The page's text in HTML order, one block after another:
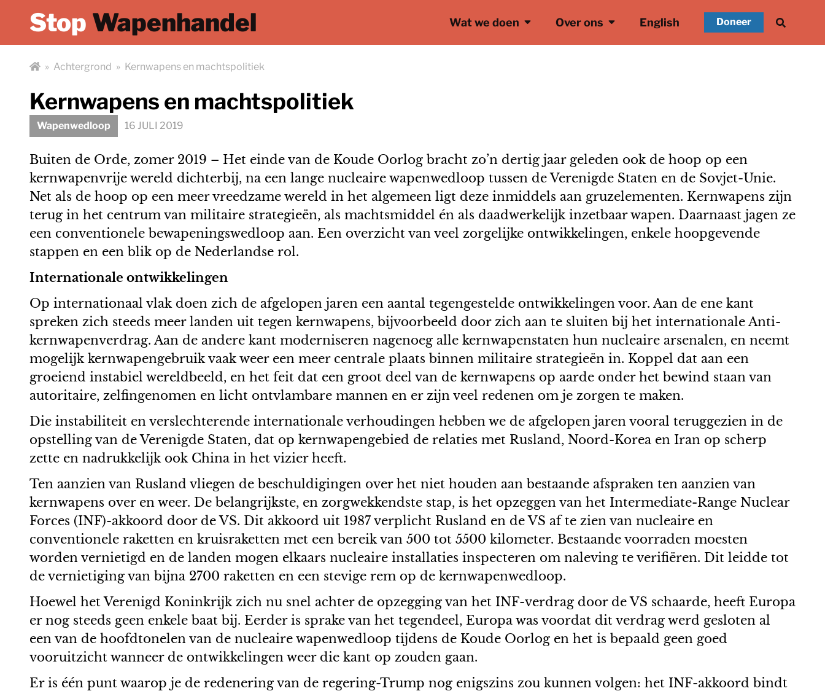
Stop Wapenhandel Wat we doen Over ons English Doneer
» Achtergrond » Kernwapens en machtspolitiek
Kernwapens en machtspolitiek
Wapenwedloop 16 JULI 2019
Buiten de Orde, zomer 2019 – Het einde van de Koude Oorlog bracht zo’n dertig jaar geleden ook de hoop op een
kernwapenvrije wereld dichterbij, na een lange nucleaire wapenwedloop tussen de Verenigde Staten en de Sovjet-Unie.
Net als de hoop op een meer vreedzame wereld in het algemeen ligt deze inmiddels aan gruzelementen. Kernwapens zijn
terug in het centrum van militaire strategieën, als machtsmiddel én als daadwerkelijk inzetbaar wapen. Daarnaast jagen ze
een conventionele bewapeningswedloop aan. Een overzicht van veel zorgelijke ontwikkelingen, enkele hoopgevende
stappen en een blik op de Nederlandse rol.
Internationale ontwikkelingen
Op internationaal vlak doen zich de afgelopen jaren een aantal tegengestelde ontwikkelingen voor. Aan de ene kant
spreken zich steeds meer landen uit tegen kernwapens, bijvoorbeeld door zich aan te sluiten bij het internationale Anti-
kernwapenverdrag. Aan de andere kant moderniseren nagenoeg alle kernwapenstaten hun nucleaire arsenalen, en neemt
mogelijk kernwapengebruik vaak weer een meer centrale plaats binnen militaire strategieën in. Koppel dat aan een
groeiend instabiel wereldbeeld, en het feit dat een groot deel van de kernwapens op aarde onder het bewind staan van
autoritaire, zelfingenomen en licht ontvlambare mannen en er zijn veel redenen om je zorgen te maken.
Die instabiliteit en verslechterende internationale verhoudingen hebben we de afgelopen jaren vooral teruggezien in de
opstelling van de Verenigde Staten, dat op kernwapengebied de relaties met Rusland, Noord-Korea en Iran op scherp
zette en nadrukkelijk ook China in het vizier heeft.
Ten aanzien van Rusland vliegen de beschuldigingen over het niet houden aan bestaande afspraken ten aanzien van
kernwapens over en weer. De belangrijkste, en zorgwekkendste stap, is het opzeggen van het Intermediate-Range Nuclear
Forces (INF)-akkoord door de VS. Dit akkoord uit 1987 verplicht Rusland en de VS af te zien van nucleaire en
conventionele raketten en kruisraketten met een bereik van 500 tot 5500 kilometer. Bestaande voorraden moesten
worden vernietigd en de landen mogen elkaars nucleaire installaties inspecteren om naleving te verifiëren. Dit leidde tot
de vernietiging van bijna 2700 raketten en een stevige rem op de kernwapenwedloop.
Hoewel het Verenigd Koninkrijk zich nu snel achter de opzegging van het INF-verdrag door de VS schaarde, heeft Europa
er nog steeds geen enkele baat bij. Eerder is sprake van het tegendeel, Europa was voordat dit verdrag werd gesloten al
een van de hoofdtonelen van de nucleaire wapenwedloop tijdens de Koude Oorlog en het is bepaald geen goed
vooruitzicht wanneer de ontwikkelingen weer die kant op zouden gaan.
Er is één punt waarop je de redenering van de regering-Trump nog enigszins zou kunnen volgen: het INF-akkoord bindt